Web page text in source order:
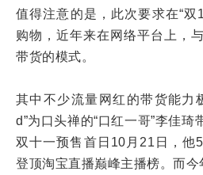
值得注意的是，此次要求在“双
购物，近年来在网络平台上，
带货的模式。
其中不少流量网红的带货能力
d”为口头禅的“口红一哥”李佳
双十一预售首日10月21日，他
登顶淘宝直播巅峰主播榜。而